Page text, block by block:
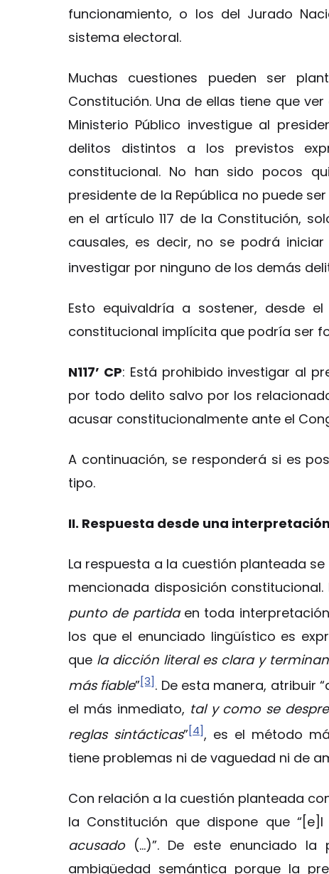
funcionamiento, o los del Jurado
sistema electoral.
Muchas cuestiones pueden ser
Constitución. Una de ellas tiene que
Ministerio Público investigue al
delitos distintos a los previstos
constitucional. No han sido pocos
presidente de la República no puede
en el artículo 117 de la Constitución,
causales, es decir, no se podrá
investigar por ninguno de los demás
Esto equivaldría a sostener, desde
constitucional implícita que podría ser
N117’ CP: Está prohibido investigar al
por todo delito salvo por los
acusar constitucionalmente ante el
A continuación, se responderá si es
tipo.
II. Respuesta desde una
La respuesta a la cuestión planteada
mencionada disposición constitucional.
punto de partida en toda
los que el enunciado lingüístico es
que la dicción literal es clara y
más fiable”[3]. De esta manera, atribuir
el más inmediato, tal y como se
reglas sintácticas”[4], es el método
tiene problemas ni de vaguedad ni de
Con relación a la cuestión planteada
la Constitución que dispone que
acusado(…)”. De este enunciado la
ambigüedad semántica porque la